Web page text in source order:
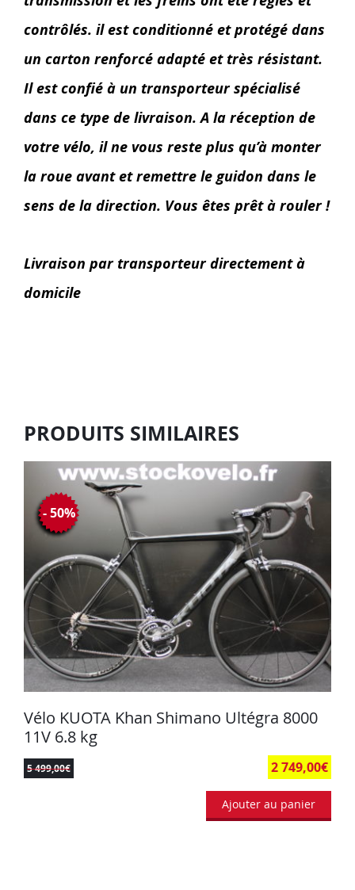
contrôlés. il est conditionné et protégé dans
un carton renforcé adapté et très résistant.
Il est confié à un transporteur spécialisé
dans ce type de livraison. A la réception de
votre vélo, il ne vous reste plus qu’à monter
la roue avant et remettre le guidon dans le
sens de la direction. Vous êtes prêt à rouler !
Livraison par transporteur directement à
domicile
PRODUITS SIMILAIRES
Vélo KUOTA Khan Shimano Ultégra 8000
11V 6.8 kg
5 499,00€ 2 749,00€
- 50%
Ajouter au panier